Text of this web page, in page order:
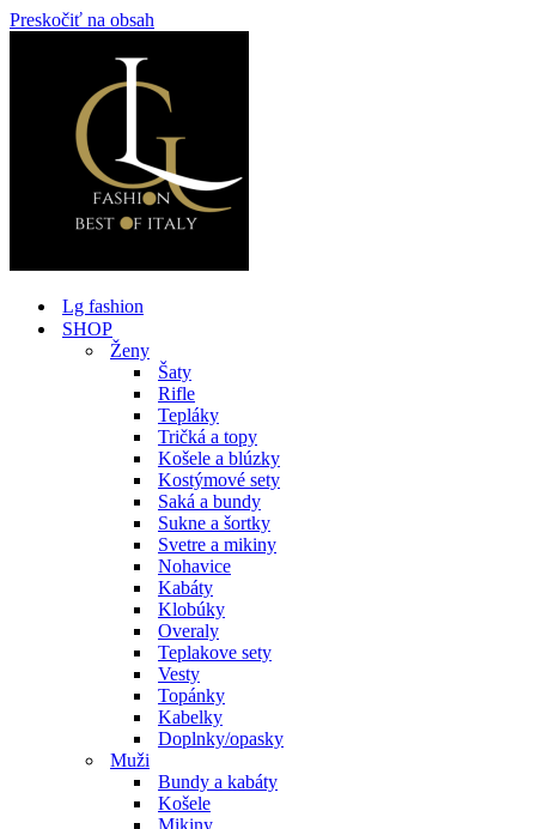
Preskočiť na obsah
Lg fashion
SHOP
Ženy
Šaty
Rifle
Tepláky
Tričká a topy
Košele a blúzky
Kostýmové sety
Saká a bundy
Sukne a šortky
Svetre a mikiny
Nohavice
Kabáty
Klobúky
Overaly
Teplakove sety
Vesty
Topánky
Kabelky
Doplnky/opasky
Muži
Bundy a kabáty
Košele
Mikiny